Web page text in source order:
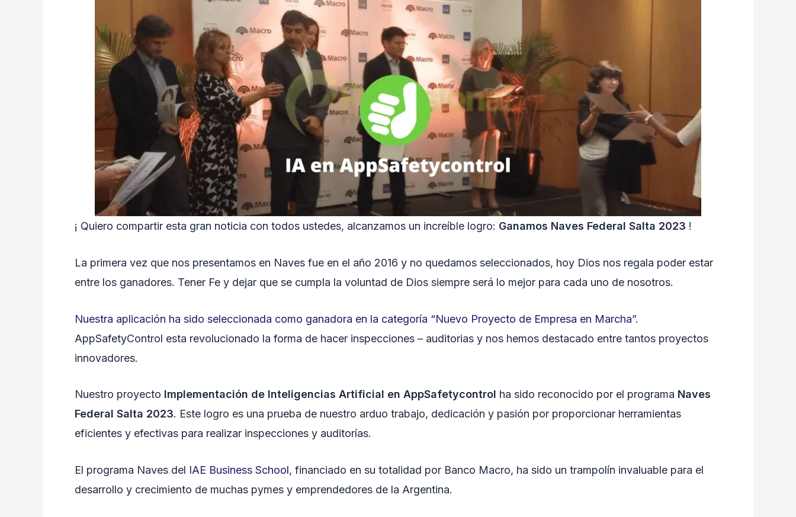
¡ Quiero compartir esta gran noticia con todos ustedes, alcanzamos un increíble logro: Ganamos Naves Federal Salta 2023 !
La primera vez que nos presentamos en Naves fue en el año 2016 y no quedamos seleccionados, hoy Dios nos regala poder estar
entre los ganadores. Tener Fe y dejar que se cumpla la voluntad de Dios siempre será lo mejor para cada uno de nosotros.
Nuestra aplicación ha sido seleccionada como ganadora en la categoría “Nuevo Proyecto de Empresa en Marcha”.
AppSafetyControl esta revolucionado la forma de hacer inspecciones – auditorias y nos hemos destacado entre tantos proyectos
innovadores.
Nuestro proyecto Implementación de Inteligencias Artificial en AppSafetycontrol ha sido reconocido por el programa Naves
Federal Salta 2023. Este logro es una prueba de nuestro arduo trabajo, dedicación y pasión por proporcionar herramientas
eficientes y efectivas para realizar inspecciones y auditorías.
El programa Naves del IAE Business School, financiado en su totalidad por Banco Macro, ha sido un trampolín invaluable para el
desarrollo y crecimiento de muchas pymes y emprendedores de la Argentina.